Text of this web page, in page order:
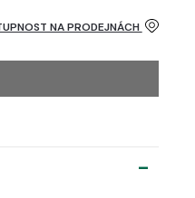
NA PRODEJNÁCH